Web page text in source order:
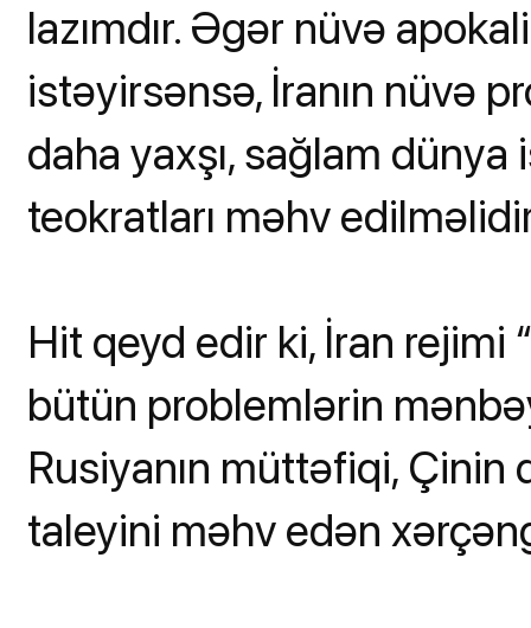
lazımdır. Əgər nüvə
istəyirsənsə, İranın nüvə
daha yaxşı, sağlam
teokratları məhv
Hit qeyd edir ki, İran rejimi
bütün problemlərin
Rusiyanın müttəfiqi,
taleyini məhv edən